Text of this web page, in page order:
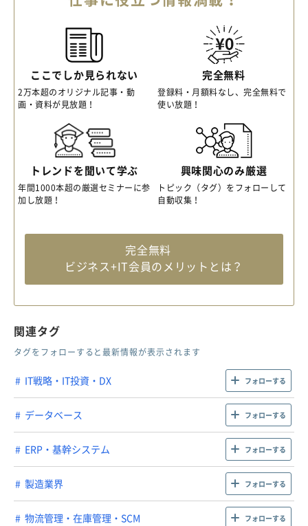
ここでしか見られない
2万本超のオリジナル記事・動
画・資料が見放題！
完全無料
登録料・月額料なし、完全無料で
使い放題！
トレンドを聞いて学ぶ
年間1000本超の厳選セミナーに参
加し放題！
興味関心のみ厳選
トピック（タグ）をフォローして
自動収集！
完全無料
ビジネス+IT会員のメリットとは？
関連タグ
タグをフォローすると最新情報が表示されます
IT戦略・IT投資・DX フォローする
データベース フォローする
ERP・基幹システム フォローする
製造業界 フォローする
物流管理・在庫管理・SCM フォローする